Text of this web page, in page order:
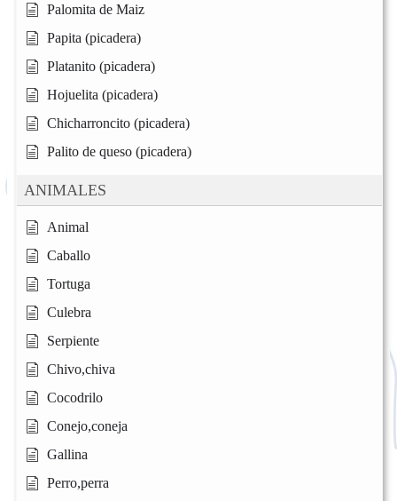
Palomita de Maiz
Papita (picadera)
Platanito (picadera)
Hojuelita (picadera)
Chicharroncito (picadera)
Palito de queso (picadera)
ANIMALES
Animal
Caballo
Tortuga
Culebra
Serpiente
Chivo,chiva
Cocodrilo
Conejo,coneja
Gallina
Perro,perra